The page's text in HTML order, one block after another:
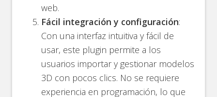
web.
Fácil integración y configuración:
Con una interfaz intuitiva y fácil de
usar, este plugin permite a los
usuarios importar y gestionar modelos
3D con pocos clics. No se requiere
experiencia en programación, lo que